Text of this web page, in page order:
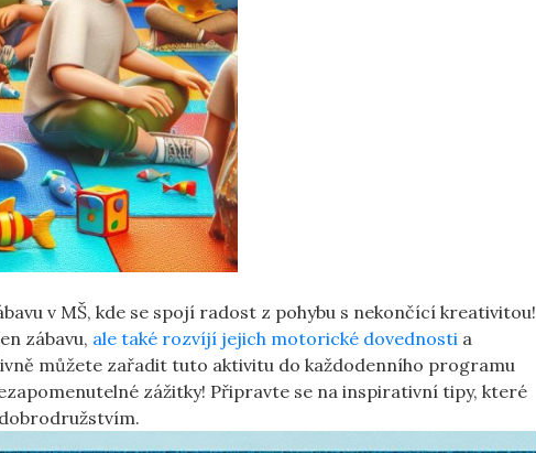
v MŠ, kde se spojí radost z pohybu s nekončící kreativitou!
zábavu, ale také rozvíjí jejich motorické dovednosti a
můžete zařadit tuto aktivitu do každodenního programu
zážitky! Připravte se na inspirativní tipy, které